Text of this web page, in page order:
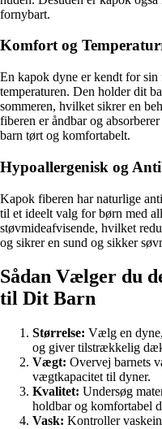
fornybart.
Komfort og
En kapok dyne er kendt for sin
temperaturen. Den holder dit
sommeren, hvilket sikrer en
fiberen er åndbar og
barn tørt og komfortabelt.
Hypoallergenisk og
Kapok fiberen har naturlige
til et ideelt valg for børn med
støvmideafvisende, hvilket
og sikrer en sund og sikker
Sådan Vælger du
til Dit Barn
Størrelse: Vælg en
og giver tilstrækkelig
Vægt: Overvej barnets
vægtkapacitet til dyner.
Kvalitet: Undersøg
holdbar og komfortabel
Vask: Kontroller